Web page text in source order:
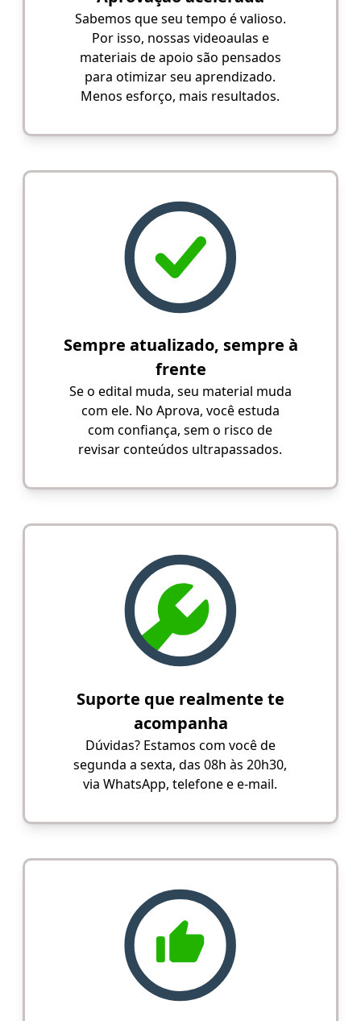
Sabemos que seu tempo é valioso.
Por isso, nossas videoaulas e
materiais de apoio são pensados
para otimizar seu aprendizado.
Menos esforço, mais resultados.
Sempre atualizado, sempre à
frente
Se o edital muda, seu material muda
com ele. No Aprova, você estuda
com confiança, sem o risco de
revisar conteúdos ultrapassados.
Suporte que realmente te
acompanha
Dúvidas? Estamos com você de
segunda a sexta, das 08h às 20h30,
via WhatsApp, telefone e e-mail.